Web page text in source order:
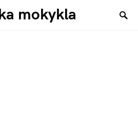
mokykla